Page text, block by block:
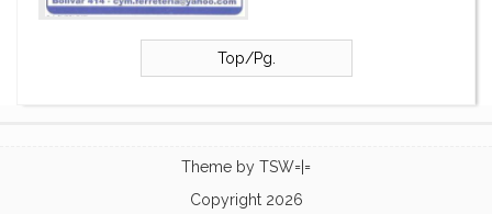
Top/Pg.
Theme by TSW=|=
Copyright 2026